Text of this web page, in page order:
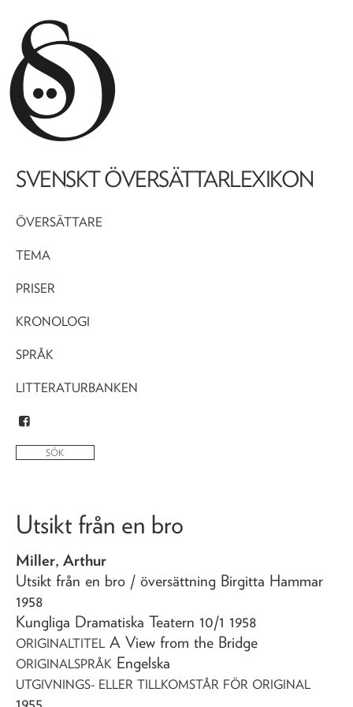
SVENSKT ÖVERSÄTTARLEXIKON
ÖVERSÄTTARE
TEMA
PRISER
KRONOLOGI
SPRÅK
LITTERATURBANKEN
Utsikt från en bro
Miller, Arthur
Utsikt från en bro / översättning Birgitta Hammar
1958
Kungliga Dramatiska Teatern 10/1 1958
ORIGINALTITEL A View from the Bridge
ORIGINALSPRÅK Engelska
UTGIVNINGS- ELLER TILLKOMSTÅR FÖR ORIGINAL